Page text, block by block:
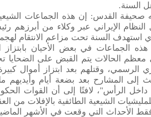
السنة.
صحيفة القدس: إن هذه الجماعات
الإيراني عبر وكلاء من أبرزهم
استهدف السنة تحت مزاعم الانتقام
الجماعات في بعض الأحيان
معظم الحالات يتم القبض على الضحايا
الرسمي، وقتلهم بعد ابتزاز أموال
المشارح بعد بضعة أيام وأيديهم
الرأس"، لافتًا إلى أن القوات
الشيعية الطائفية بالإفلات من
فقط الأحداث التي وقعت في الأشهر